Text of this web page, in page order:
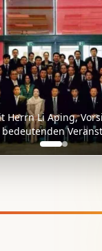
Herrn Li Aping,
bedeutenden